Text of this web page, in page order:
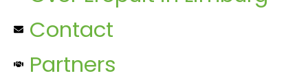
Contact
Partners